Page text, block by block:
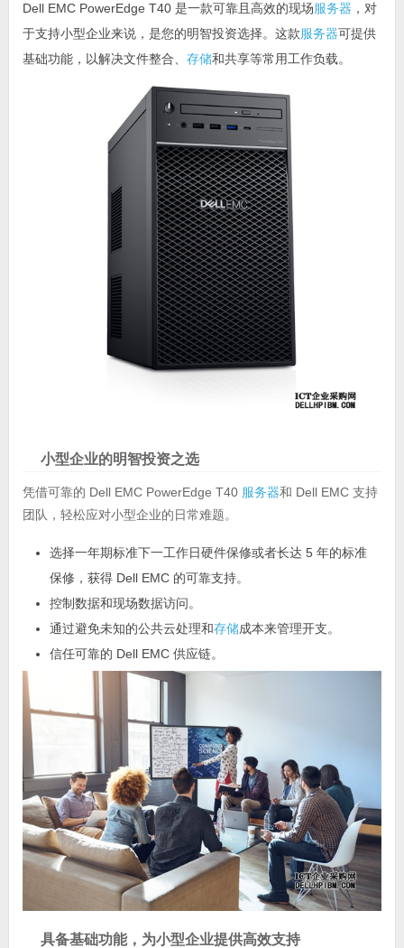
Dell EMC PowerEdge T40 是一款可靠且高效的现场服务器 ，对
于支持小型企业来说，是您的明智投资选择。这款服务器可提供
基础功能，以解决文件整合、 存储和共享等常用工作负载。
小型企业的明智投资之选
凭借可靠的 Dell EMC PowerEdge T40 服务器和 Dell EMC 支持
团队，轻松应对小型企业的日常难题。
选择一年期标准下一工作日硬件保修或者长达 5 年的标准
保修，获得 Dell EMC 的可靠支持。
控制数据和现场数据访问。
通过避免未知的公共云处理和存储成本来管理开支。
信任可靠的 Dell EMC 供应链。
具备基础功能，为小型企业提供高效支持